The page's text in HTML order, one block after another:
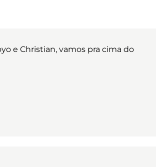
e Christian, vamos pra cima do